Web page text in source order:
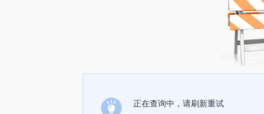
正在查询中，请刷新重试